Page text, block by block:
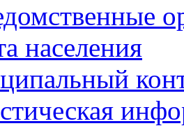
населения